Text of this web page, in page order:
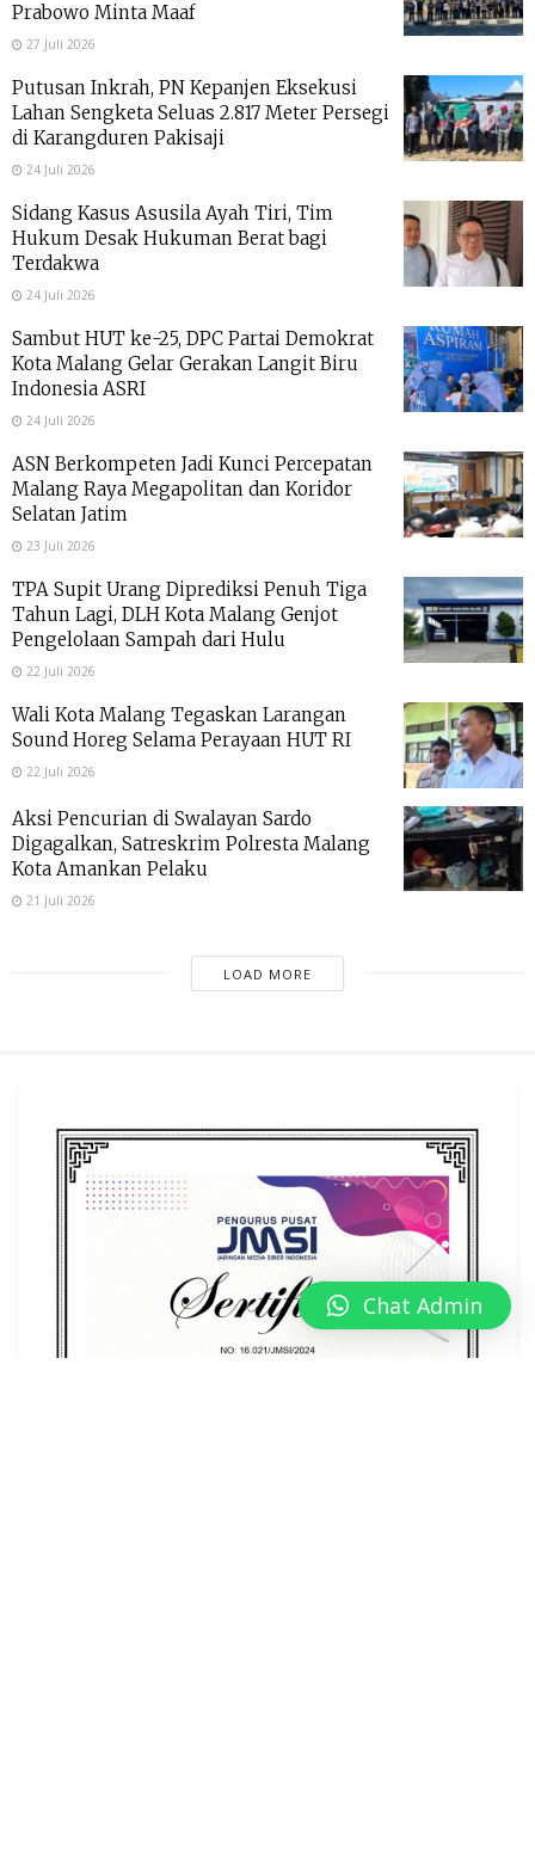
Prabowo Minta Maaf
27 Juli 2026
Putusan Inkrah, PN Kepanjen Eksekusi
Lahan Sengketa Seluas 2.817 Meter Persegi
di Karangduren Pakisaji
24 Juli 2026
Sidang Kasus Asusila Ayah Tiri, Tim
Hukum Desak Hukuman Berat bagi
Terdakwa
24 Juli 2026
Sambut HUT ke-25, DPC Partai Demokrat
Kota Malang Gelar Gerakan Langit Biru
Indonesia ASRI
24 Juli 2026
ASN Berkompeten Jadi Kunci Percepatan
Malang Raya Megapolitan dan Koridor
Selatan Jatim
23 Juli 2026
TPA Supit Urang Diprediksi Penuh Tiga
Tahun Lagi, DLH Kota Malang Genjot
Pengelolaan Sampah dari Hulu
22 Juli 2026
Wali Kota Malang Tegaskan Larangan
Sound Horeg Selama Perayaan HUT RI
22 Juli 2026
Aksi Pencurian di Swalayan Sardo
Digagalkan, Satreskrim Polresta Malang
Kota Amankan Pelaku
21 Juli 2026
LOAD MORE
Chat Admin